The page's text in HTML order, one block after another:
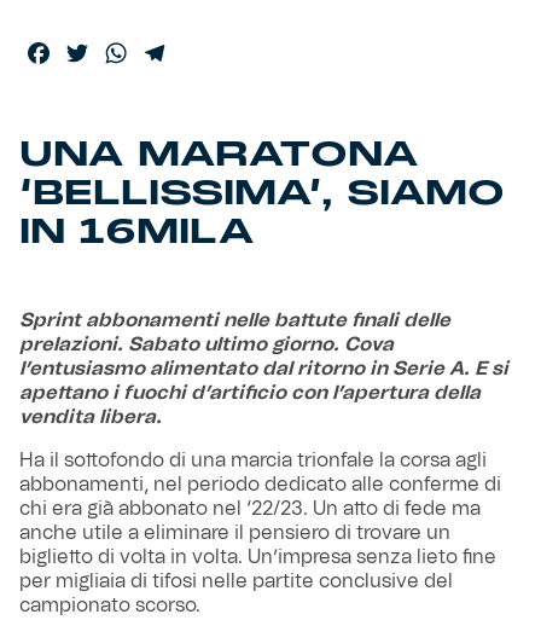
Gift Card Online Store
Facebook
TwitterWhatsApp
UNA MARATONA
‘BELLISSIMA’, SIAMO
IN 16MILA
Sprint abbonamenti nelle battute finali delle
prelazioni. Sabato ultimo giorno. Cova
l’entusiasmo alimentato dal ritorno in Serie A. E si
apettano i fuochi d’artificio con l’apertura della
vendita libera.
Ha il sottofondo di una marcia trionfale la corsa agli
abbonamenti, nel periodo dedicato alle conferme di
chi era già abbonato nel ‘22/23. Un atto di fede ma
anche utile a eliminare il pensiero di trovare un
biglietto di volta in volta. Un’impresa senza lieto fine
per migliaia di tifosi nelle partite conclusive del
campionato scorso.